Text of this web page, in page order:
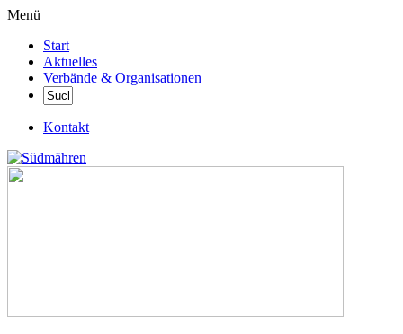
Menü
Start
Aktuelles
Verbände & Organisationen
Kontakt